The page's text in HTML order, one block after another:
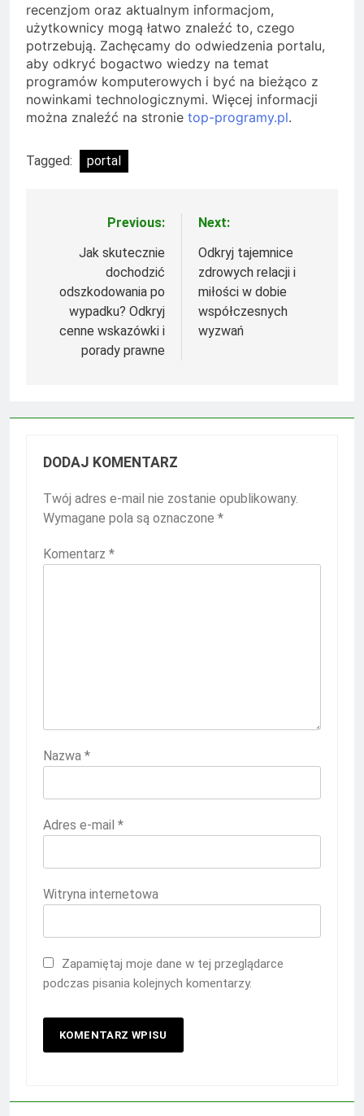
recenzjom oraz aktualnym informacjom,
użytkownicy mogą łatwo znaleźć to, czego
potrzebują. Zachęcamy do odwiedzenia portalu,
aby odkryć bogactwo wiedzy na temat
programów komputerowych i być na bieżąco z
nowinkami technologicznymi. Więcej informacji
można znaleźć na stronie top-programy.pl.
Tagged: portal
Nawigacja
wpisu
Previous:
Jak skutecznie
dochodzić
odszkodowania po
wypadku? Odkryj
cenne wskazówki i
porady prawne
Next:
Odkryj tajemnice
zdrowych relacji i
miłości w dobie
współczesnych
wyzwań
DODAJ KOMENTARZ
Twój adres e-mail nie zostanie opublikowany.
Wymagane pola są oznaczone *
Komentarz *
Nazwa *
Adres e-mail *
Witryna internetowa
Zapamiętaj moje dane w tej przeglądarce
podczas pisania kolejnych komentarzy.